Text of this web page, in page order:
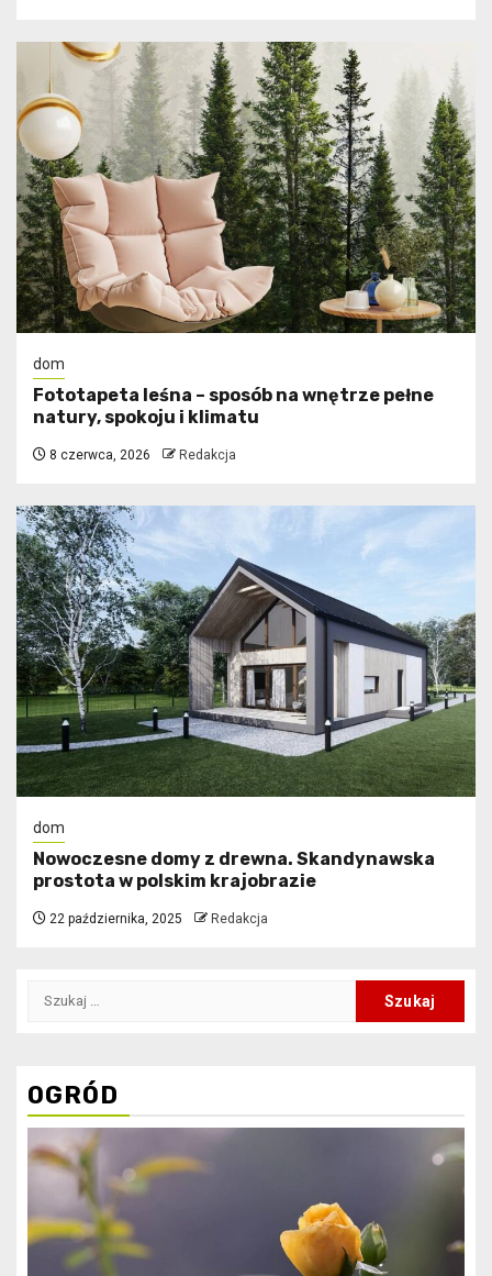
dom
​Fototapeta leśna – sposób na wnętrze pełne
natury, spokoju i klimatu
8 czerwca, 2026 Redakcja
dom
Nowoczesne domy z drewna. Skandynawska
prostota w polskim krajobrazie
22 października, 2025 Redakcja
Szukaj:
OGRÓD